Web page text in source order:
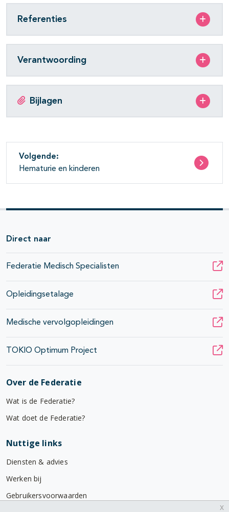
Referenties
Verantwoording
Bijlagen
Volgende:
Hematurie en kinderen
Direct naar
Federatie Medisch Specialisten
Opleidingsetalage
Medische vervolgopleidingen
TOKIO Optimum Project
Over de Federatie
Wat is de Federatie?
Wat doet de Federatie?
Nuttige links
Diensten & advies
Werken bij
Gebruikersvoorwaarden
x